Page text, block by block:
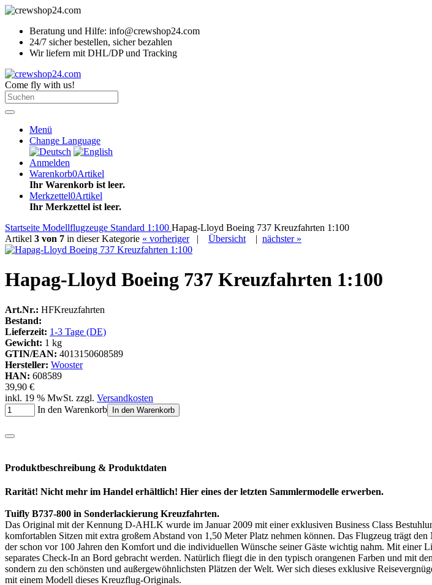
Beratung und Hilfe: info@crewshop24.com
24/7 sicher bestellen, sicher bezahlen
Wir liefern mit DHL/DP und Tracking
Come fly with us!
Menü
Change Language
Anmelden
Warenkorb0Artikel
Ihr Warenkorb ist leer.
Merkzettel0Artikel
Ihr Merkzettel ist leer.
Startseite Modellflugzeuge Standard 1:100 Hapag-Lloyd Boeing 737 Kreuzfahrten 1:100
Artikel 3 von 7 in dieser Kategorie « vorheriger| Übersicht | nächster »
Hapag-Lloyd Boeing 737 Kreuzfahrten 1:100
Art.Nr.: HFKreuzfahrten
Bestand:
Lieferzeit: 1-3 Tage (DE)
Gewicht: 1 kg
GTIN/EAN: 4013150608589
Hersteller: Wooster
HAN: 608589
39,90 €
inkl. 19 % MwSt. zzgl. Versandkosten
In den Warenkorb
In den Warenkorb
Produktbeschreibung & Produktdaten
Rarität! Nicht mehr im Handel erhältlich! Hier eines der letzten Sammlermodelle erwerben.
Tuifly B737-800 in Sonderlackierung Kreuzfahrten.
Das Original mit der Kennung D-AHLK wurde im Januar 2009 mit einer exklusiven Business Class
komfortablen Sitzen mit extra großem Abstand von 1,50 Meter Platz nehmen können. Das Flugzeug trägt
der schon vor 100 Jahren den Komfort und die individuellen Wünsche seiner Gäste wichtig nahm. Mit einer
separates Check-In an Bord gebracht werden. Natürlich fliegt die in den typisch orangenen Farben und mit
sondern zu den schönsten und außergewöhnlichsten Plätzen der Welt. Wer sich dieses exklusive
mit einem Modell dieses Kreuzflug-Originals.